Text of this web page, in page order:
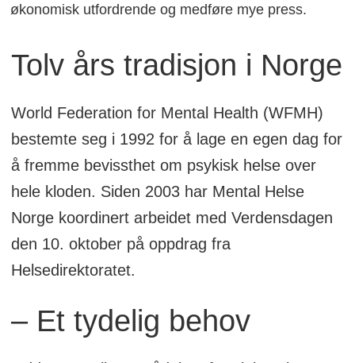
økonomisk utfordrende og medføre mye press.
Tolv års tradisjon i Norge
World Federation for Mental Health (WFMH)
bestemte seg i 1992 for å lage en egen dag for
å fremme bevissthet om psykisk helse over
hele kloden. Siden 2003 har Mental Helse
Norge koordinert arbeidet med Verdensdagen
den 10. oktober på oppdrag fra
Helsedirektoratet.
– Et tydelig behov